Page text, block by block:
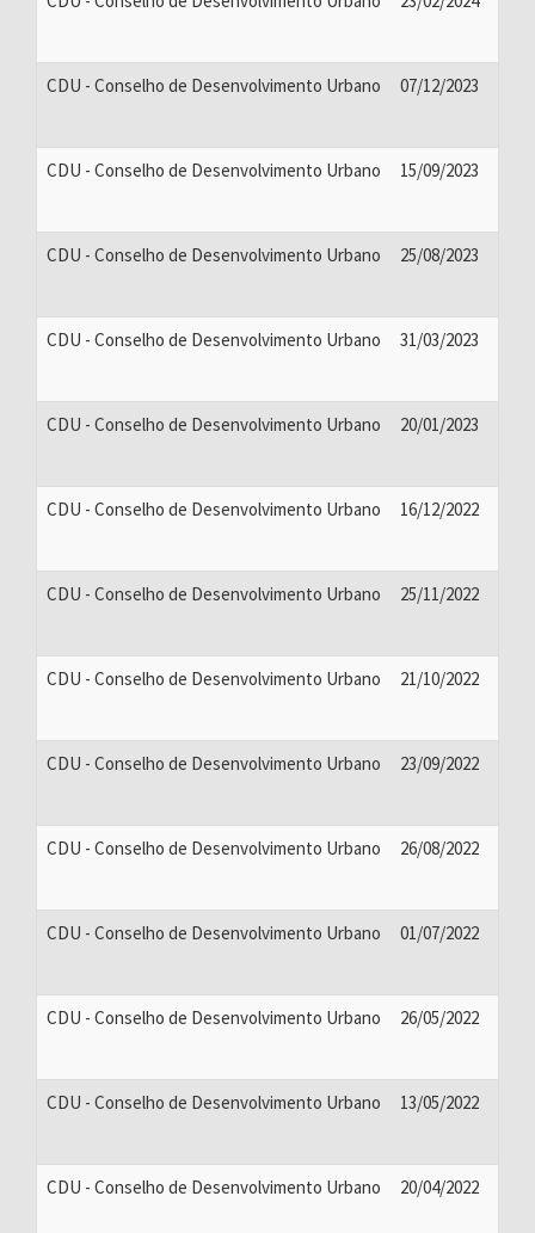
CDU - Conselho de Desenvolvimento Urbano 07/12/2023
CDU - Conselho de Desenvolvimento Urbano 15/09/2023
CDU - Conselho de Desenvolvimento Urbano 25/08/2023
CDU - Conselho de Desenvolvimento Urbano 31/03/2023
CDU - Conselho de Desenvolvimento Urbano 20/01/2023
CDU - Conselho de Desenvolvimento Urbano 16/12/2022
CDU - Conselho de Desenvolvimento Urbano 25/11/2022
CDU - Conselho de Desenvolvimento Urbano 21/10/2022
CDU - Conselho de Desenvolvimento Urbano 23/09/2022
CDU - Conselho de Desenvolvimento Urbano 26/08/2022
CDU - Conselho de Desenvolvimento Urbano 01/07/2022
CDU - Conselho de Desenvolvimento Urbano 26/05/2022
CDU - Conselho de Desenvolvimento Urbano 13/05/2022
CDU - Conselho de Desenvolvimento Urbano 20/04/2022